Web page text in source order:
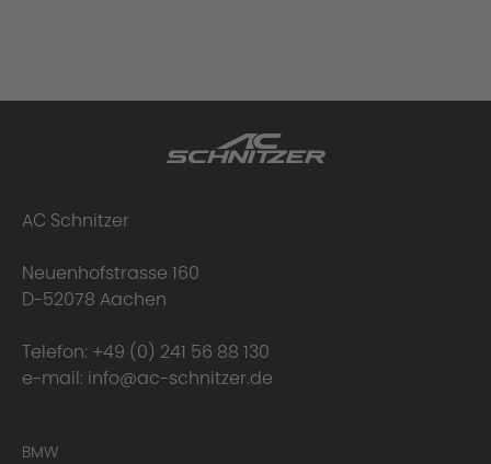
AC Schnitzer
Neuenhofstrasse 160
D-52078 Aachen
Telefon: +49 (0) 241 56 88 130
e-mail: info@ac-schnitzer.de
BMW